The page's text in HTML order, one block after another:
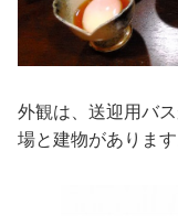
外観は、送迎用バ
場と建物があります